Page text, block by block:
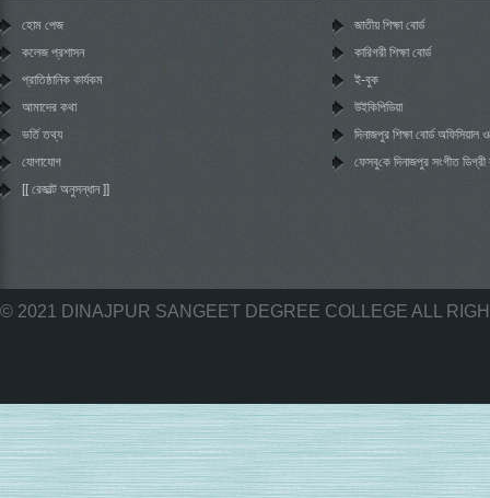
হোম পেজ
কলেজ প্রশাসন
প্রাতিষ্ঠানিক কার্যকম
আমাদের কথা
ভর্তি তথ্য
যোগাযোগ
[[ রেজাল্ট অনুসন্ধান ]]
জাতীয় শিক্ষা বোর্ড
কারিগরী শিক্ষা বোর্ড
ই-বুক
উইকিপিডিয়া
দিনাজপুর শিক্ষা বোর্ড অফিসিয়াল
‌ফেসবু‌কে দিনাজপুর সংগীত
© 2021 DINAJPUR SANGEET DEGREE COLLEGE ALL